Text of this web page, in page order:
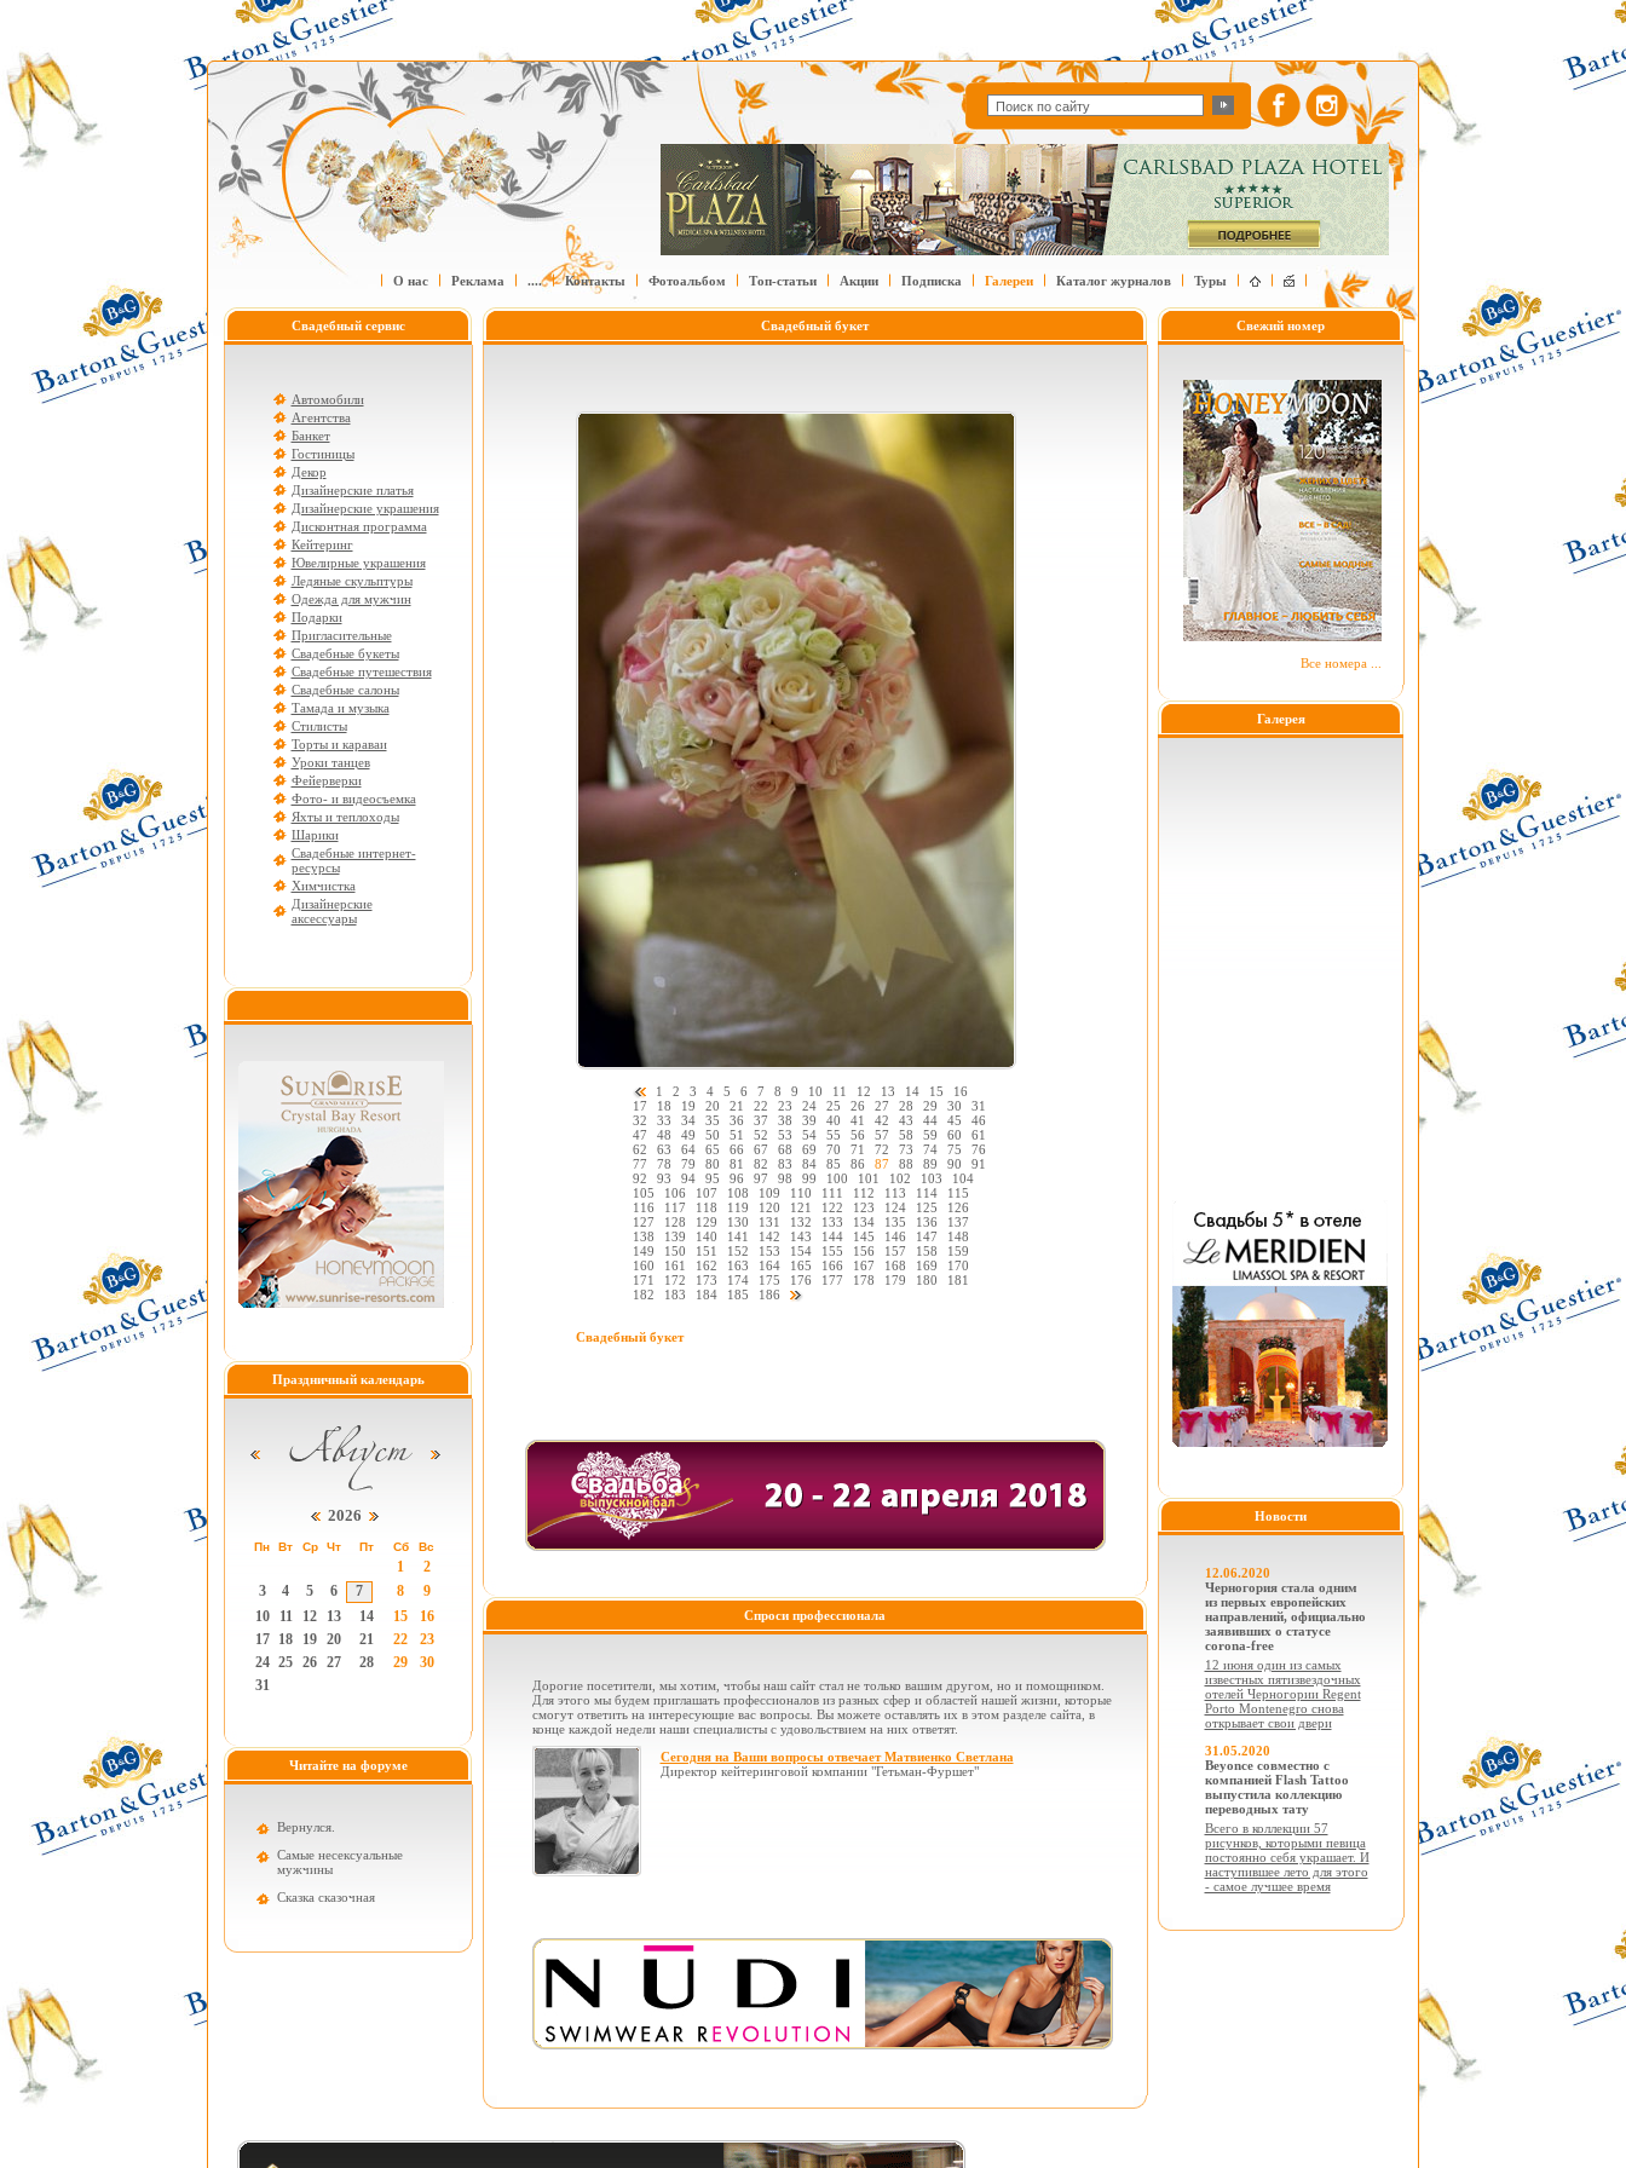
О нас Реклама .... Контакты Фотоальбом Топ-статьи Акции Подписка Галереи Каталог журналов Туры
Свадебный сервис
Автомобили
Агентства
Банкет
Гостиницы
Декор
Дизайнерские платья
Дизайнерские украшения
Дисконтная программа
Кейтеринг
Ювелирные украшения
Ледяные скульптуры
Одежда для мужчин
Подарки
Пригласительные
Свадебные букеты
Свадебные путешествия
Свадебные салоны
Тамада и музыка
Стилисты
Торты и караваи
Уроки танцев
Фейерверки
Фото- и видеосъемка
Яхты и теплоходы
Шарики
Свадебные интернет-
ресурсы
Химчистка
Дизайнерские
аксессуары
Праздничный календарь
2026
Пн Вт Ср Чт Пт Сб Вс
1
2
3
4 5 6 7 8
9
10
11 12 13 14 15
16
17
18 19 20 21 22
23
24 25 26 27 28 29
30
31
Читайте на форуме
Вернулся.
Самые несексуальные
мужчины
Cказка сказочная
Свадебный букет
1 2 3 4 5 6 7 8 9 10 11 12 13 14 15
16
17
18 19 20 21 22 23 24 25 26 27 28 29 30
31
32
33 34 35 36 37 38 39 40 41 42 43 44 45
46
47
48 49 50 51 52 53 54 55 56 57 58 59 60
61
62
63 64 65 66 67 68 69 70 71 72 73 74 75
76
77
78 79 80 81 82 83 84 85 86 87 88 89 90
91
92
93 94 95 96 97 98 99 100 101 102 103
104
105
106 107 108 109 110 111 112 113 114
115
116
117 118 119 120 121 122 123 124 125
126
127
128 129 130 131 132 133 134 135 136
137
138
139 140 141 142 143 144 145 146 147
148
149
150 151 152 153 154 155 156 157 158
159
160
161 162 163 164 165 166 167 168 169
170
171
172 173 174 175 176 177 178 179 180
181
182
183 184 185 186
Свадебный букет
Спроси профессионала
Дорогие посетители, мы хотим, чтобы наш сайт стал не только вашим другом, но и помощником.
Для этого мы будем приглашать профессионалов из разных сфер и областей нашей жизни, которые
смогут ответить на интересующие вас вопросы. Вы можете оставлять их в этом разделе сайта, в
конце каждой недели наши специалисты с удовольствием на них ответят.
Сегодня на Ваши вопросы отвечает Матвиенко Светлана
Директор кейтеринговой компании "Гетьман-Фуршет"
Свежий номер
Все номера ...
Галерея
Новости
12.06.2020
Черногория стала одним
из первых европейских
направлений, официально
заявивших о статусе
corona-free
12 июня один из самых
известных пятизвездочных
отелей Черногории Regent
Porto Montenegro снова
открывает свои двери
31.05.2020
Beyonce совместно с
компанией Flash Tattoo
выпустила коллекцию
переводных тату
Всего в коллекции 57
рисунков, которыми певица
постоянно себя украшает. И
наступившее лето для этого
- самое лучшее время